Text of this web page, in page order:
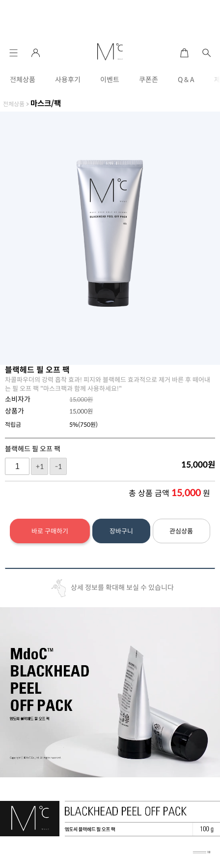
전체상품 사용후기 이벤트 쿠폰존 Q & A
전체상품 > 마스크/팩
블랙헤드 필 오프 팩
차콜파우더의 강력 흡착 효과! 피지와 블랙헤드 효과적으로 제거 바른 후 떼어내
는 필 오프 팩 "마스크팩과 함께 사용하세요!"
소비자가 15,000원
상품가 15,000원
적립금
5%(750원)
블랙헤드 필 오프 팩
+1
-1 15,000원
총 상품 금액 15,000원
바로 구매하기 장바구니 관심상품
상세 정보를 확대해 보실 수 있습니다